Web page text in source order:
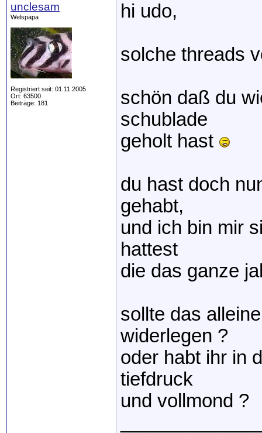
unclesam
Welspapa
Registriert seit: 01.11.2005
Ort: 63500
Beiträge: 181
hi udo,
solche threads
schön daß du
schublade
geholt hast
du hast doch
gehabt,
und ich bin mir
hattest
die das ganze
sollte das
widerlegen ?
oder habt ihr in
tiefdruck
und vollmond ?